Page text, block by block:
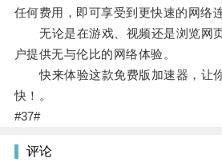
任何费用，即可享受到更快速的网络连
无论是在游戏、视频还是浏览网
户提供无与伦比的网络体验。
快来体验这款免费版加速器，让
快！。
#37#
评论